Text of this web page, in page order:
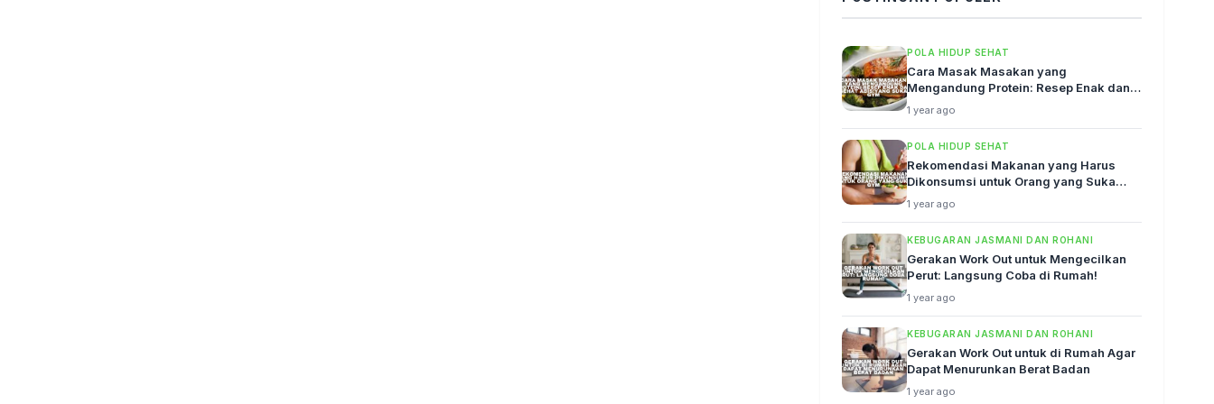
POLA HIDUP SEHAT
Cara Masak Masakan yang
Mengandung Protein: Resep Enak dan
Sehat Abis!
1 year ago
POLA HIDUP SEHAT
Rekomendasi Makanan yang Harus
Dikonsumsi untuk Orang yang Suka
Gym
1 year ago
KEBUGARAN JASMANI DAN ROHANI
Gerakan Work Out untuk Mengecilkan
Perut: Langsung Coba di Rumah!
1 year ago
KEBUGARAN JASMANI DAN ROHANI
Gerakan Work Out untuk di Rumah Agar
Dapat Menurunkan Berat Badan
1 year ago